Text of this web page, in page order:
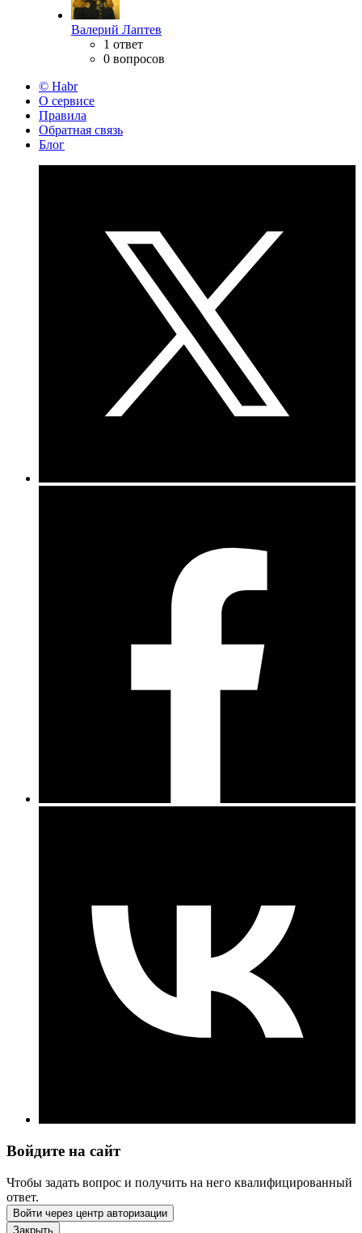
Валерий Лаптев
1 ответ
0 вопросов
© Habr
О сервисе
Правила
Обратная связь
Блог
Войдите на сайт
Чтобы задать вопрос и получить на него квалифицированный
ответ.
Войти через центр авторизации
Закрыть